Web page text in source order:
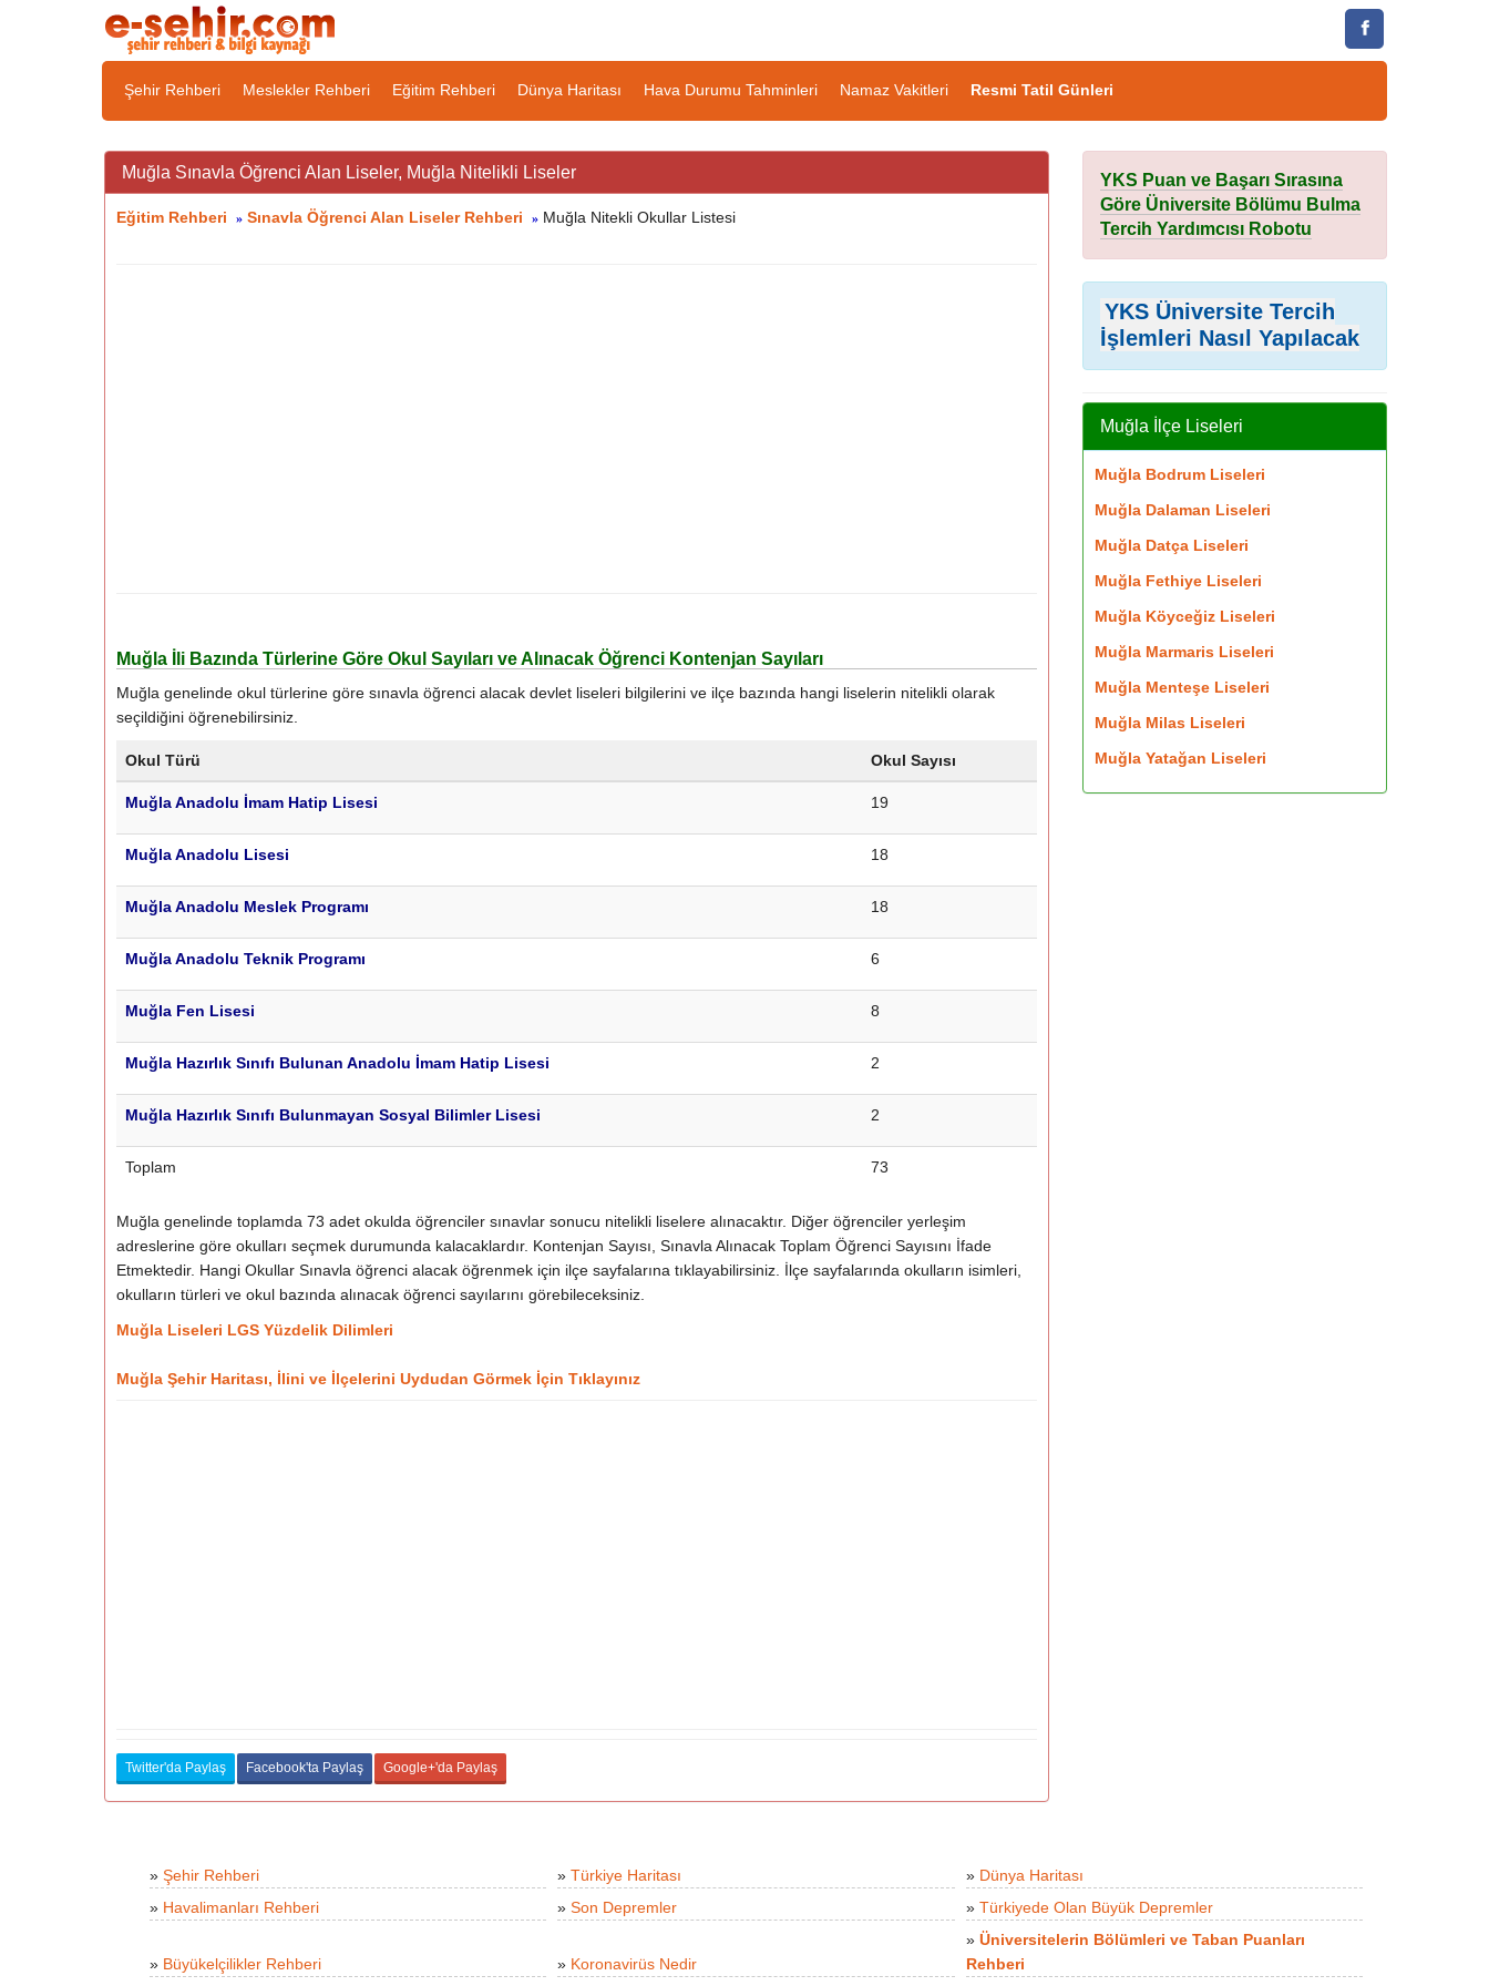
Şehir Rehberi Meslekler Rehberi Eğitim Rehberi Dünya Haritası Hava Durumu Tahminleri Namaz Vakitleri Resmi Tatil Günleri
Muğla Sınavla Öğrenci Alan Liseler, Muğla Nitelikli Liseler
Eğitim Rehberi » Sınavla Öğrenci Alan Liseler Rehberi » Muğla Nitekli Okullar Listesi
Muğla İli Bazında Türlerine Göre Okul Sayıları ve Alınacak Öğrenci Kontenjan Sayıları
Muğla genelinde okul türlerine göre sınavla öğrenci alacak devlet liseleri bilgilerini ve ilçe bazında hangi liselerin nitelikli olarak
seçildiğini öğrenebilirsiniz.
Okul Türü Okul Sayısı
Muğla Anadolu İmam Hatip Lisesi 19
Muğla Anadolu Lisesi 18
Muğla Anadolu Meslek Programı 18
Muğla Anadolu Teknik Programı 6
Muğla Fen Lisesi 8
Muğla Hazırlık Sınıfı Bulunan Anadolu İmam Hatip Lisesi 2
Muğla Hazırlık Sınıfı Bulunmayan Sosyal Bilimler Lisesi 2
Toplam 73
Muğla genelinde toplamda 73 adet okulda öğrenciler sınavlar sonucu nitelikli liselere alınacaktır. Diğer öğrenciler yerleşim
adreslerine göre okulları seçmek durumunda kalacaklardır. Kontenjan Sayısı, Sınavla Alınacak Toplam Öğrenci Sayısını İfade
Etmektedir. Hangi Okullar Sınavla öğrenci alacak öğrenmek için ilçe sayfalarına tıklayabilirsiniz. İlçe sayfalarında okulların isimleri,
okulların türleri ve okul bazında alınacak öğrenci sayılarını görebileceksiniz.
Muğla Liseleri LGS Yüzdelik Dilimleri
Muğla Şehir Haritası, İlini ve İlçelerini Uydudan Görmek İçin Tıklayınız
Twitter'da Paylaş Facebook'ta Paylaş Google+'da Paylaş
YKS Puan ve Başarı Sırasına
Göre Üniversite Bölümu Bulma
Tercih Yardımcısı Robotu
YKS Üniversite Tercih
İşlemleri Nasıl Yapılacak
Muğla İlçe Liseleri
Muğla Bodrum Liseleri
Muğla Dalaman Liseleri
Muğla Datça Liseleri
Muğla Fethiye Liseleri
Muğla Köyceğiz Liseleri
Muğla Marmaris Liseleri
Muğla Menteşe Liseleri
Muğla Milas Liseleri
Muğla Yatağan Liseleri
» Şehir Rehberi » Türkiye Haritası » Dünya Haritası
» Havalimanları Rehberi » Son Depremler » Türkiyede Olan Büyük Depremler
» Büyükelçilikler Rehberi » Koronavirüs Nedir
» Üniversitelerin Bölümleri ve Taban Puanları
Rehberi